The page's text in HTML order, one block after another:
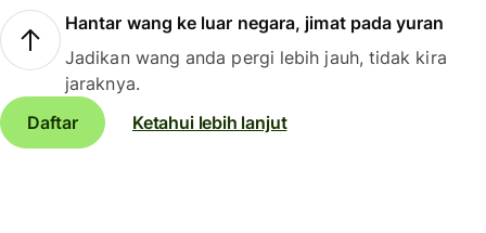
Hantar wang ke luar negara, jimat pada yuran
Jadikan wang anda pergi lebih jauh, tidak kira
jaraknya.
Daftar
Ketahui lebih lanjut